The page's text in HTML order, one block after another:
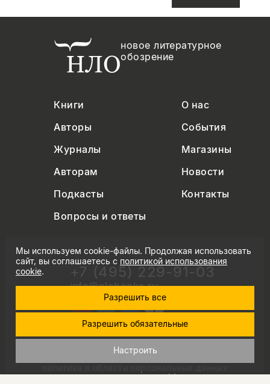
новое литературное
обозрение
Книги
О нас
Авторы
События
Журналы
Магазины
Авторам
Новости
Подкасты
Контакты
Вопросы и ответы
+7 (495) 229-91-03
info@nlobooks.ru
© Новое литературное обозрение. 2026
правила продажи товаров
политика использования cookie
Мы используем cookie-файлы. Продолжая использовать
сайт, вы соглашаетесь с политикой использования
cookie.
Разрешить все
Разрешить обязательные
Настроить